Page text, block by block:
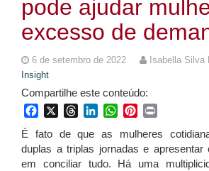
pode ajudar
excesso de
6 de setembro de 2022
Isabella Silva
Insight
Compartilhe este conteúdo:
FacebookThreadsLinkedInWhatsApp
Pinterest
É fato de que as mulheres
duplas a triplas jornadas e apresentar
em conciliar tudo. Há uma